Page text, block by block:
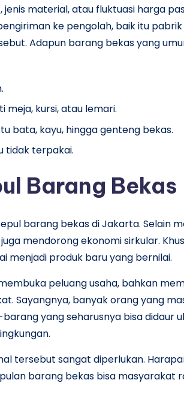
material, atau fluktuasi harga
ke pengolah, baik itu
Adapun barang bekas yang
kursi, atau lemari.
bata, kayu, hingga genteng bekas.
tidak terpakai.
Barang Bekas
barang bekas di Jakarta. Selain
mendorong ekonomi sirkular.
menjadi produk baru yang bernilai.
peluang usaha, bahkan
Sayangnya, banyak orang yang
yang seharusnya bisa didaur
tersebut sangat diperlukan.
barang bekas bisa masyarakat